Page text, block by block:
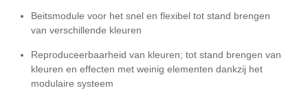
Beitsmodule voor het snel en flexibel tot stand brengen
van verschillende kleuren
Reproduceerbaarheid van kleuren; tot stand brengen van
kleuren en effecten met weinig elementen dankzij het
modulaire systeem